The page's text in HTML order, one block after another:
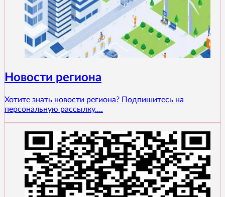
Новости региона
Хотите знать новости региона? Подпишитесь на
персональную рассылку....